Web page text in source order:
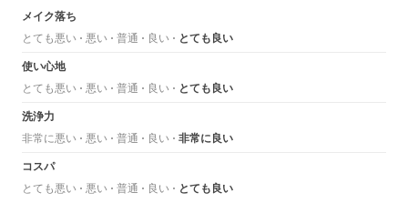
メイク落ち
とても悪い
悪い 普通 良い とても良い
使い心地
とても悪い
悪い 普通 良い とても良い
洗浄力
非常に悪い
悪い 普通 良い 非常に良い
コスパ
とても悪い
悪い 普通 良い とても良い